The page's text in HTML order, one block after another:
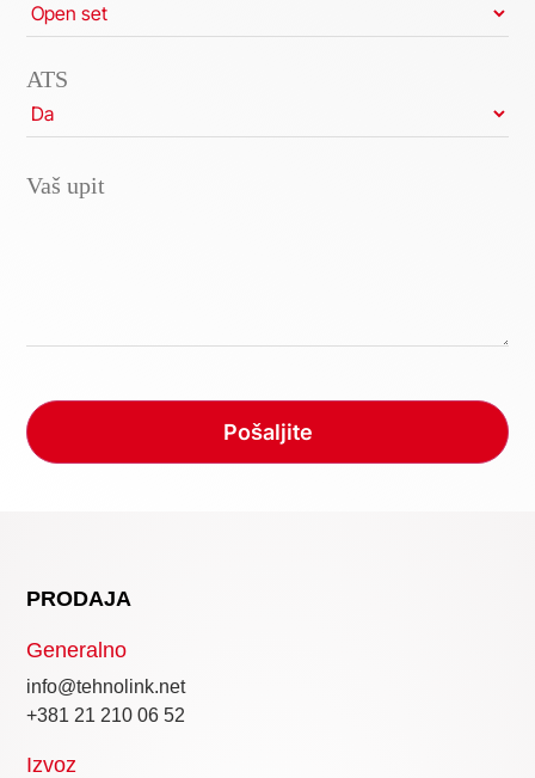
ATS
PRODAJA
Generalno
info@tehnolink.net
+381 21 210 06 52
Izvoz